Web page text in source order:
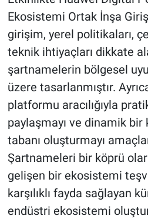
Ekosistemi Ortak İnşa
girişim, yerel politikaları,
teknik ihtiyaçları dikkate
şartnamelerin bölgesel
üzere tasarlanmıştır.
platformu aracılığıyla
paylaşmayı ve dinamik bir
tabanı oluşturmayı
Şartnameleri bir köprü
gelişen bir ekosistemi
karşılıklı fayda sağlayan
endüstri ekosistemi